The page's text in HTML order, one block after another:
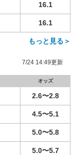
16.1
16.1
もっと見る＞
7/24 14:49更新
オッズ
2.6〜2.8
4.5〜5.1
5.0〜5.8
5.0〜5.7